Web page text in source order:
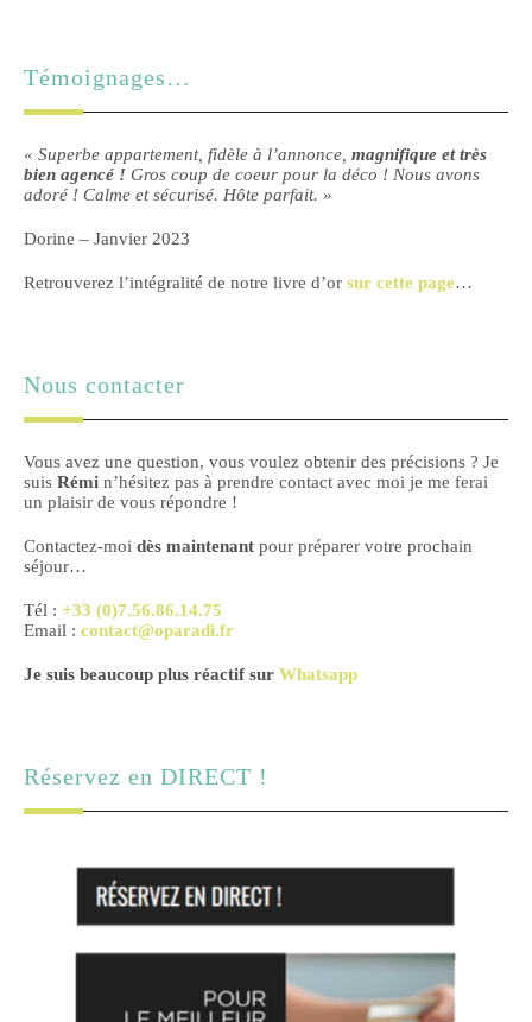
Témoignages…
« Superbe appartement, fidèle à l’annonce, magnifique et très
bien agencé ! Gros coup de coeur pour la déco ! Nous avons
adoré ! Calme et sécurisé. Hôte parfait. »
Dorine – Janvier 2023
Retrouverez l’intégralité de notre livre d’or sur cette page…
Nous contacter
Vous avez une question, vous voulez obtenir des précisions ? Je
suis Rémi n’hésitez pas à prendre contact avec moi je me ferai
un plaisir de vous répondre !
Contactez-moi dès maintenant pour préparer votre prochain
séjour…
Tél : +33 (0)7.56.86.14.75
Email : contact@oparadi.fr
Je suis beaucoup plus réactif sur Whatsapp
Réservez en DIRECT !